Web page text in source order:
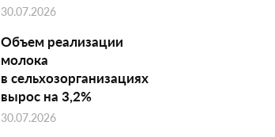
30.07.2026
Объем реализации
молока
в сельхозорганизациях
вырос на 3,2%
30.07.2026